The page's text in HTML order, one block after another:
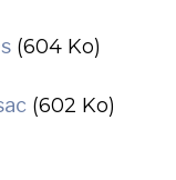
(604 Ko)
(602 Ko)